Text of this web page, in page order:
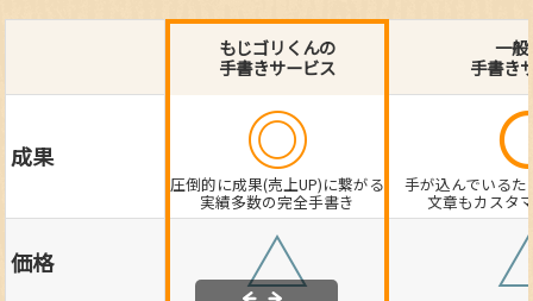
もじゴリくんの
手書きサービス
一般
手書き
成果 ◎
圧倒的に成果(売上UP)に繋がる
実績多数の完全手書き
手が込んでいる
文章もカスタ
価格 △